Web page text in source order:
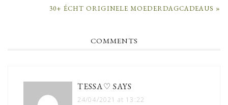
NEXT
30+ ÉCHT ORIGINELE MOEDERDAGCADEAUS »
COMMENTS
TESSA♡ SAYS
24/04/2021 at 13:22